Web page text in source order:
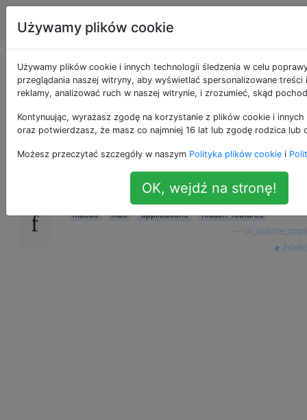
Apple Tagi
Jak mogę uruchomić
dwa kalkulatory?
36
Czy w każdym razie mogę jednocześnie
uruchomić dwie instancje natywnej aplikacji
macos mac applications
hidden-features
dr_bubble_pops
źródło
Używamy plików cookie
Używamy plików cookie i innych technologii śledzenia w celu
przeglądania naszej witryny, aby wyświetlać spersonalizowane treści
reklamy, analizować ruch w naszej witrynie, i zrozumieć, skąd
Kontynuując, wyrażasz zgodę na korzystanie z plików cookie i
oraz potwierdzasz, że masz co najmniej 16 lat lub zgodę rodzica lub
Możesz przeczytać szczegóły w naszym Polityka plików cookie i
OK, wejdź na stronę!